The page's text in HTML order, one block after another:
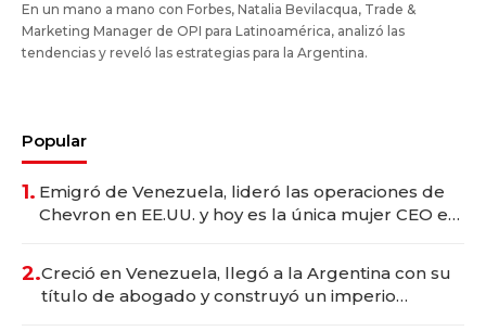
En un mano a mano con Forbes, Natalia Bevilacqua, Trade &
Marketing Manager de OPI para Latinoamérica, analizó las
tendencias y reveló las estrategias para la Argentina.
Popular
1. Emigró de Venezuela, lideró las operaciones de
Chevron en EE.UU. y hoy es la única mujer CEO en
2.Creció en Venezuela, llegó a la Argentina con su
título de abogado y construyó un imperio